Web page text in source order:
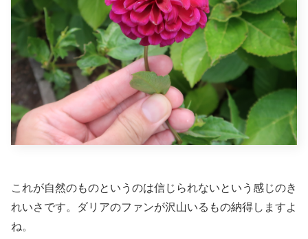
これが自然のものというのは信じられないという感じのき
れいさです。ダリアのファンが沢山いるもの納得しますよ
ね。